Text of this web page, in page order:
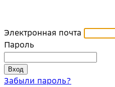
Электронная почта
Пароль
Забыли пароль?